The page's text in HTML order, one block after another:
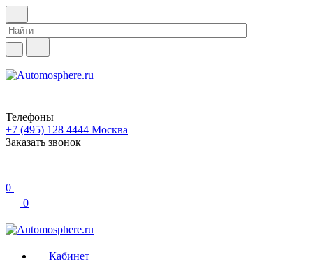
Телефоны
+7 (495) 128 4444 Москва
Заказать звонок
0
0
Кабинет